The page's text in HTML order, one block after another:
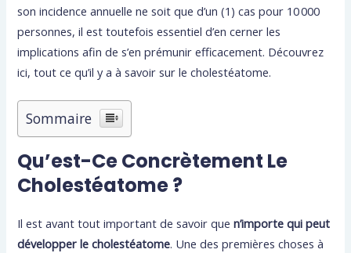
son incidence annuelle ne soit que d’un (1) cas pour 10 000
personnes, il est toutefois essentiel d’en cerner les
implications afin de s’en prémunir efficacement. Découvrez
ici, tout ce qu’il y a à savoir sur le cholestéatome.
Sommaire
Qu’est-Ce Concrètement Le
Cholestéatome ?
Il est avant tout important de savoir quen’importe qui peut
développer le cholestéatome. Une des premières choses à